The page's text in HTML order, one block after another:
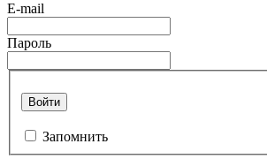
E-mail
Пароль
Войти
Запомнить